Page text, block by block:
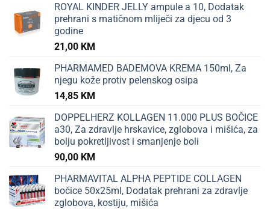
ROYAL KINDER JELLY ampule a 10, Dodatak
prehrani s matičnom mliječi za djecu od 3
godine
21,00 KM
PHARMAMED BADEMOVA KREMA 150ml, Za
njegu kože protiv pelenskog osipa
14,85 KM
DOPPELHERZ KOLLAGEN 11.000 PLUS BOČICE
a30, Za zdravlje hrskavice, zglobova i mišića, za
bolju pokretljivost i smanjenje boli
90,00 KM
PHARMAVITAL ALPHA PEPTIDE COLLAGEN
bočice 50x25ml, Dodatak prehrani za zdravlje
zglobova, kostiju, mišića